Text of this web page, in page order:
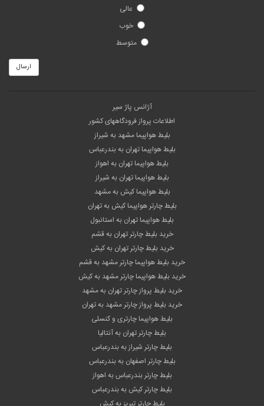
عالی
خوب
متوسط
ارسال
آژانس پاژ سیر
اطلاعات پرواز فرودگاههای کشور
بلیط هواپیما مشهد به شیراز
بلیط هواپیما تهران به بندرعباس
بلیط هواپیما تهران به اهواز
بلیط هواپیما تهران به شیراز
بلیط هواپیما کیش به مشهد
بلیط چارتر هواپیما کیش به تهران
بلیط هواپیما تهران به استانبول
خرید بلیط چارتر تهران به قشم
خرید بلیط چارتر تهران به کیش
خرید بلیط هواپیما چارتر مشهد به قشم
خرید بلیط هواپیما چارتر مشهد به کیش
خرید بلیط پرواز چارتر تهران به مشهد
خرید بلیط پرواز چارتر مشهد به تهران
بلیط هواپیما چارتری و کنسلی
بلیط چارتر تهران به آنتالیا
بلیط چارتر شیراز به بندرعباس
بلیط چارتر اصفهان به بندرعباس
بلیط چارتر بندرعباس به اهواز
بلیط چارتر کیش به بندرعباس